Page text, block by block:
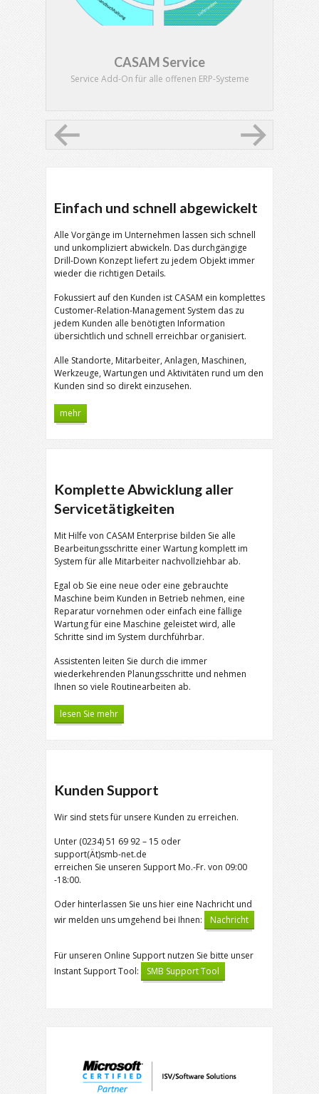
CASAM Service
Service Add-On für alle offenen ERP-Systeme
Einfach und schnell abgewickelt
Alle Vorgänge im Unternehmen lassen sich schnell
und unkompliziert abwickeln. Das durchgängige
Drill-Down Konzept liefert zu jedem Objekt immer
wieder die richtigen Details.
Fokussiert auf den Kunden ist CASAM ein komplettes
Customer-Relation-Management System das zu
jedem Kunden alle benötigten Information
übersichtlich und schnell erreichbar organisiert.
Alle Standorte, Mitarbeiter, Anlagen, Maschinen,
Werkzeuge, Wartungen und Aktivitäten rund um den
Kunden sind so direkt einzusehen.
mehr
Komplette Abwicklung aller
Servicetätigkeiten
Mit Hilfe von CASAM Enterprise bilden Sie alle
Bearbeitungsschritte einer Wartung komplett im
System für alle Mitarbeiter nachvollziehbar ab.
Egal ob Sie eine neue oder eine gebrauchte
Maschine beim Kunden in Betrieb nehmen, eine
Reparatur vornehmen oder einfach eine fällige
Wartung für eine Maschine geleistet wird, alle
Schritte sind im System durchführbar.
Assistenten leiten Sie durch die immer
wiederkehrenden Planungsschritte und nehmen
Ihnen so viele Routinearbeiten ab.
lesen Sie mehr
Kunden Support
Wir sind stets für unsere Kunden zu erreichen.
Unter (0234) 51 69 92 – 15 oder
support(Ät)smb-net.de
erreichen Sie unseren Support Mo.-Fr. von 09:00
-18:00.
Oder hinterlassen Sie uns hier eine Nachricht und
wir melden uns umgehend bei Ihnen:
Nachricht
Für unseren Online Support nutzen Sie bitte unser
Instant Support Tool:
SMB Support Tool